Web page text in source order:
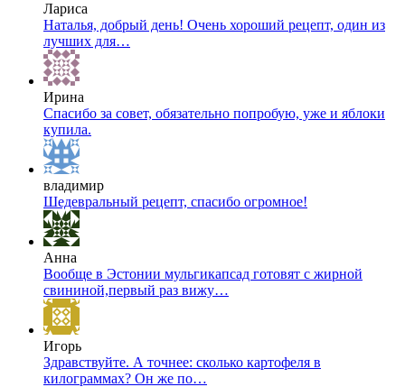
Лариса
Наталья, добрый день! Очень хороший рецепт, один из
лучших для…
Ирина
Спасибо за совет, обязательно попробую, уже и яблоки
купила.
владимир
Шедевральный рецепт, спасибо огромное!
Анна
Вообще в Эстонии мульгикапсад готовят с жирной
свининой,первый раз вижу…
Игорь
Здравствуйте. А точнее: сколько картофеля в
килограммах? Он же по…